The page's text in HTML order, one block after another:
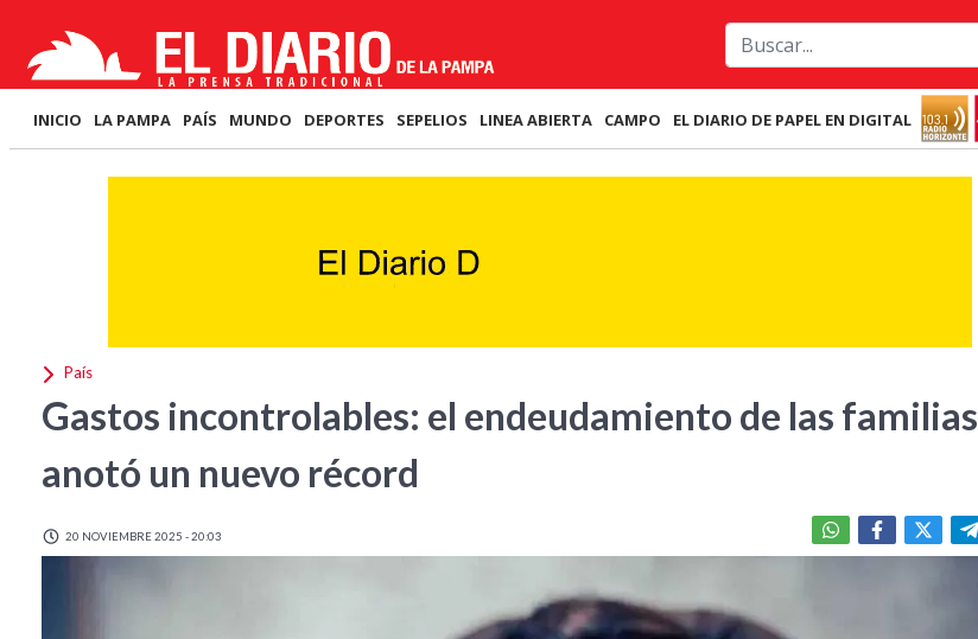
INICIO LA PAMPA PAÍS MUNDO DEPORTES SEPELIOS LINEA ABIERTA CAMPO EL DIARIO DE PAPEL EN DIGITAL
País
Gastos incontrolables: el endeudamiento de las familias
anotó un nuevo récord
20 NOVIEMBRE 2025 - 20:03